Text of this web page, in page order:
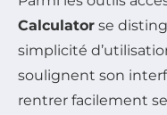
Calculator se
simplicité
soulignent son
rentrer facilement